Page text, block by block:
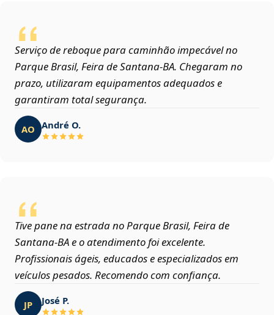
Serviço de reboque para caminhão impecável no
Parque Brasil, Feira de Santana‑BA. Chegaram no
prazo, utilizaram equipamentos adequados e
garantiram total segurança.
AO André O.
Tive pane na estrada no Parque Brasil, Feira de
Santana‑BA e o atendimento foi excelente.
Profissionais ágeis, educados e especializados em
veículos pesados. Recomendo com confiança.
JP José P.